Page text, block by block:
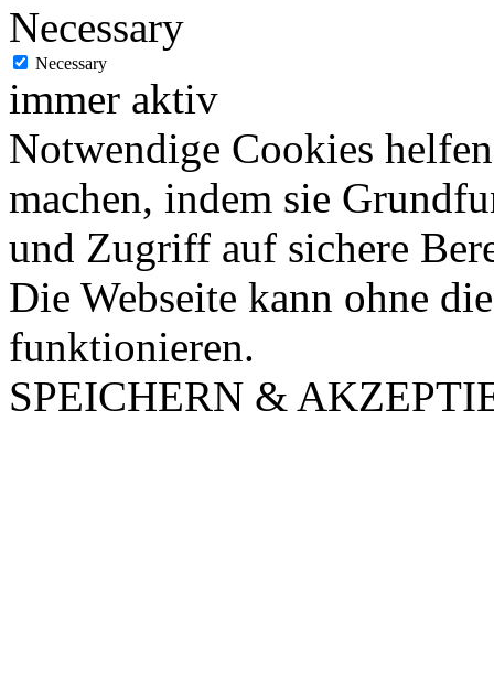
Necessary
Necessary
immer aktiv
Notwendige Cookies
machen, indem sie
und Zugriff auf sichere
Die Webseite kann ohne
funktionieren.
SPEICHERN &